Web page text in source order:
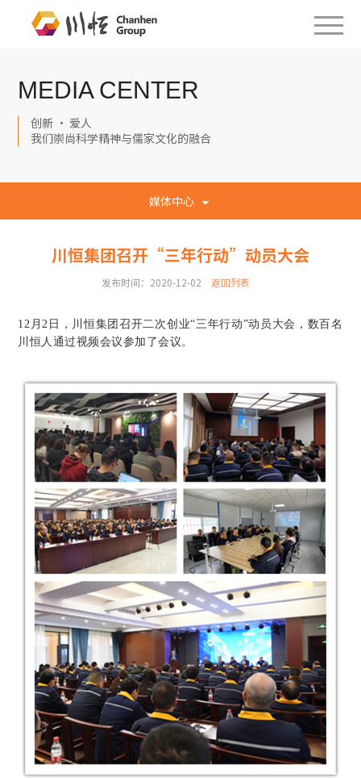
MEDIA CENTER
创新 · 爱人
我们崇尚科学精神与儒家文化的融合
媒体中心
川恒集团召开“三年行动”动员大会
发布时间：2020-12-02 返回列表
12月2日，川恒集团召开二次创业“三年行动”动员大会，数百名
川恒人通过视频会议参加了会议。